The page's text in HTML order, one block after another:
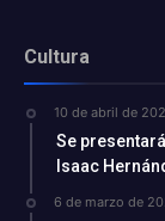
Cultura
10 de abril de
Se
Isaac
6 de marzo de